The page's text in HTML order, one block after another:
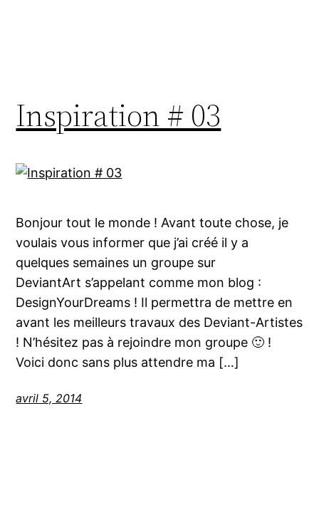
Inspiration # 03
Bonjour tout le monde ! Avant toute chose, je
voulais vous informer que j’ai créé il y a
quelques semaines un groupe sur
DeviantArt s’appelant comme mon blog :
DesignYourDreams ! Il permettra de mettre en
avant les meilleurs travaux des Deviant-Artistes
! N’hésitez pas à rejoindre mon groupe 🙂 !
Voici donc sans plus attendre ma […]
avril 5, 2014